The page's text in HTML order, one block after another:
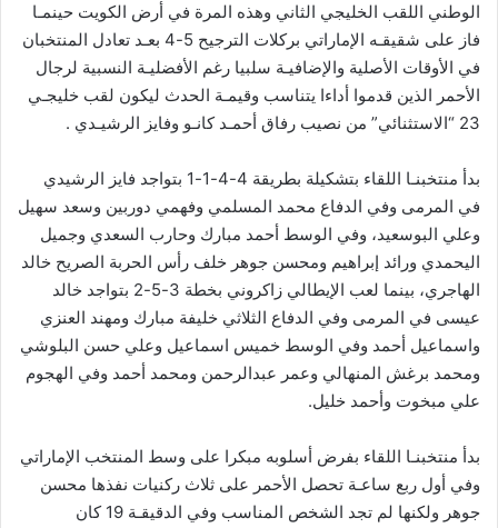
الوطني اللقب الخليجي الثاني وهذه المرة في أرض الكويت حينمـا
فاز على شقيقـه الإماراتي بركلات الترجيح 5-4 بعـد تعادل المنتخبان
في الأوقات الأصلية والإضافيـة سلبيا رغم الأفضليـة النسبية لرجال
الأحمر الذين قدموا أداءا يتناسب وقيمـة الحدث ليكون لقب خليجـي
23 “الاستثنائي” من نصيب رفاق أحمـد كانـو وفايز الرشيـدي .
بدأ منتخبنـا اللقاء بتشكيلة بطريقة 4-4-1-1 بتواجد فايز الرشيدي
في المرمى وفي الدفاع محمد المسلمي وفهمي دوربين وسعد سهيل
وعلي البوسعيد، وفي الوسط أحمد مبارك وحارب السعدي وجميل
اليحمدي ورائد إبراهيم ومحسن جوهر خلف رأس الحربة الصريح خالد
الهاجري، بينما لعب الإيطالي زاكروني بخطة 3-5-2 بتواجد خالد
عيسى في المرمى وفي الدفاع الثلاثي خليفة مبارك ومهند العنزي
واسماعيل أحمد وفي الوسط خميس اسماعيل وعلي حسن البلوشي
ومحمد برغش المنهالي وعمر عبدالرحمن ومحمد أحمد وفي الهجوم
علي مبخوت وأحمد خليل.
بدأ منتخبنـا اللقاء بفرض أسلوبه مبكرا على وسط المنتخب الإماراتي
وفي أول ربع ساعـة تحصل الأحمر على ثلاث ركنيات نفذها محسن
جوهر ولكنها لم تجد الشخص المناسب وفي الدقيقـة 19 كان